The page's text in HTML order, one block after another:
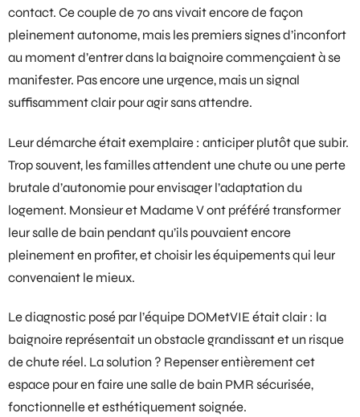
contact. Ce couple de 70 ans vivait encore de façon
pleinement autonome, mais les premiers signes d’inconfort
au moment d’entrer dans la baignoire commençaient à se
manifester. Pas encore une urgence, mais un signal
suffisamment clair pour agir sans attendre.
Leur démarche était exemplaire : anticiper plutôt que subir.
Trop souvent, les familles attendent une chute ou une perte
brutale d’autonomie pour envisager l’adaptation du
logement. Monsieur et Madame V ont préféré transformer
leur salle de bain pendant qu’ils pouvaient encore
pleinement en profiter, et choisir les équipements qui leur
convenaient le mieux.
Le diagnostic posé par l’équipe DOMetVIE était clair : la
baignoire représentait un obstacle grandissant et un risque
de chute réel. La solution ? Repenser entièrement cet
espace pour en faire unesalle de bain PMR sécurisée,
fonctionnelle et esthétiquement soignée.